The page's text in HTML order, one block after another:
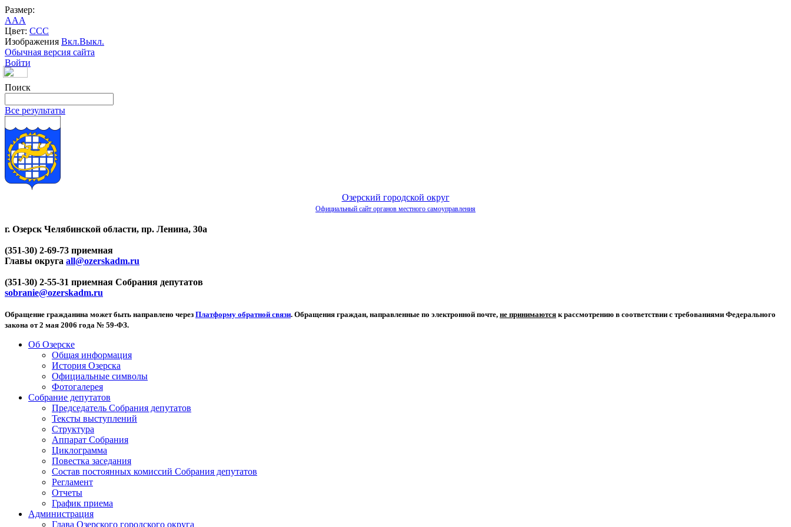
Размер:
AAA
Цвет: CCC
Изображения Вкл.Выкл.
Обычная версия сайта
Войти
Поиск
Все результаты
Озерский городской округ
Официальный сайт органов местного самоуправления
г. Озерск Челябинской области, пр. Ленина, 30а
(351-30) 2-69-73 приемная
Главы округа all@ozerskadm.ru
(351-30) 2-55-31 приемная Собрания депутатов
sobranie@ozerskadm.ru
Обращение гражданина может быть направлено через Платформу обратной связи. Обращения граждан, направленные по электронной почте, не принимаются к рассмотрению в соответствии с требованиями Федерального
закона от 2 мая 2006 года № 59-ФЗ.
Об Озерске
Общая информация
История Озерска
Официальные символы
Фотогалерея
Собрание депутатов
Председатель Собрания депутатов
Тексты выступлений
Структура
Аппарат Собрания
Циклограмма
Повестка заседания
Состав постоянных комиссий Собрания депутатов
Регламент
Отчеты
График приема
Администрация
Глава Озерского городского округа